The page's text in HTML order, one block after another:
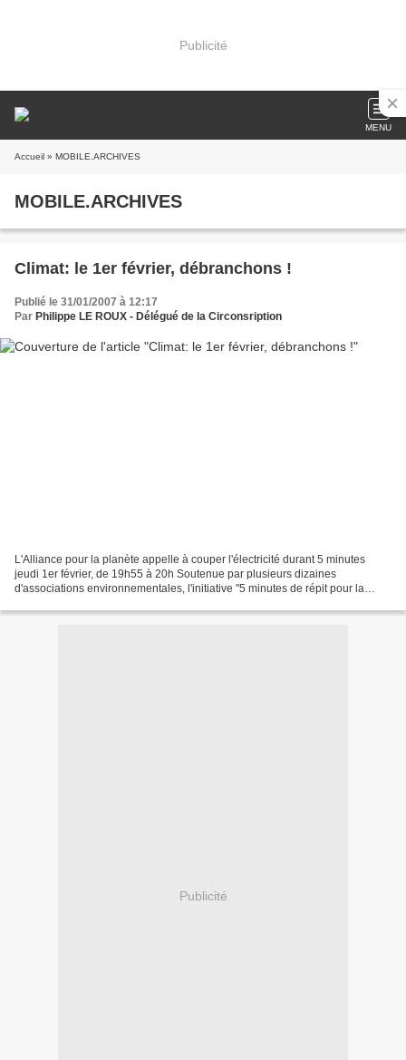
Publicité
MENU
Accueil » MOBILE.ARCHIVES
MOBILE.ARCHIVES
Climat: le 1er février, débranchons !
Publié le 31/01/2007 à 12:17
Par Philippe LE ROUX - Délégué de la Circonsription
L'Alliance pour la planète appelle à couper l'électricité durant 5 minutes
jeudi 1er février, de 19h55 à 20h Soutenue par plusieurs dizaines
d'associations environnementales, l'initiative "5 minutes de répit pour la
Publicité